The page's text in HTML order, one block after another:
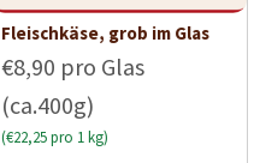
Fleischkäse, grob im Glas
€8,90 pro Glas
(ca.400g)
(€22,25 pro 1 kg)